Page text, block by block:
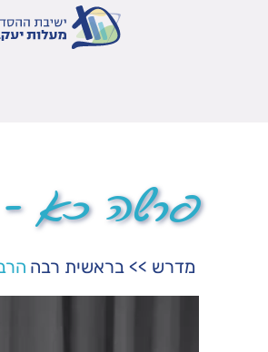
פרשה כא
מדרש >> בראשית רבה